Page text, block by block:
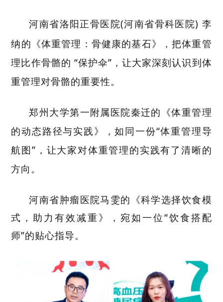
河南省洛阳正骨医院(河南省骨科医院) 李
纳的《体重管理：骨健康的基石》，把体重管
理比作骨骼的 “保护伞”，让大家深刻认识到体
重管理对骨骼的重要性。
郑州大学第一附属医院秦迁的《体重管理
的动态路径与实践》，如同一份“体重管理导
航图”，让大家对体重管理的实践有了清晰的
方向。
河南省肿瘤医院马雯的《科学选择饮食模
式，助力有效减重》，宛如一位“饮食搭配
师”的贴心指导。